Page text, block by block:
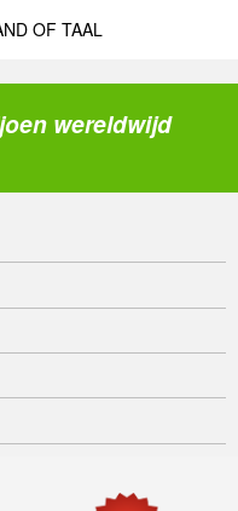
OF TAAL
wereldwijd